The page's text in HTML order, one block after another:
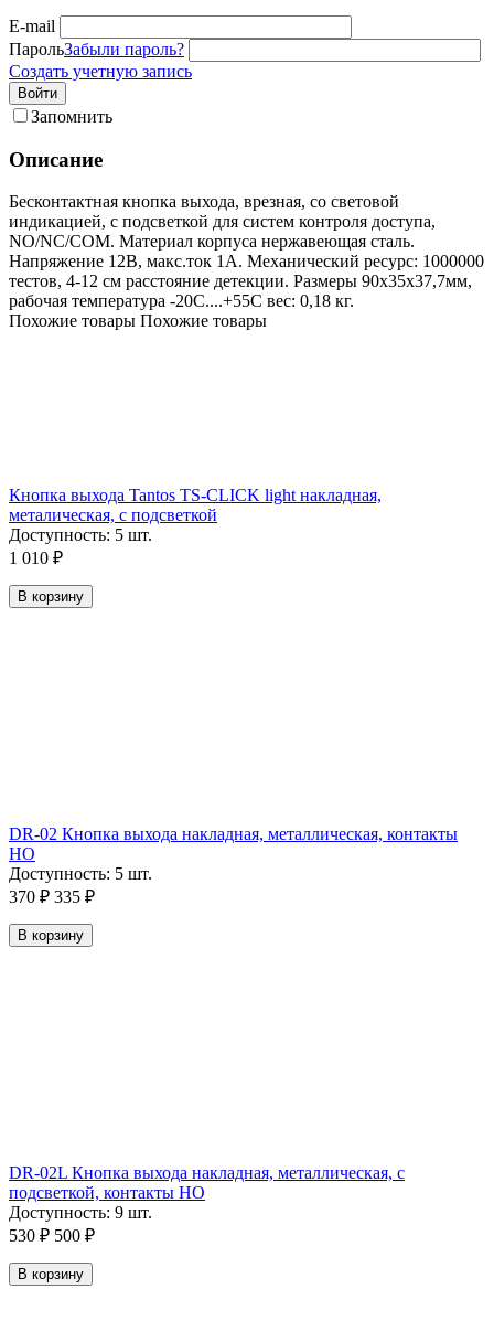
E-mail
ПарольЗабыли пароль?
Создать учетную запись
Войти
Запомнить
Описание
Бесконтактная кнопка выхода, врезная, со световой
индикацией, с подсветкой для систем контроля доступа,
NO/NC/COM. Материал корпуса нержавеющая сталь.
Напряжение 12В, макс.ток 1А. Механический ресурс: 1000000
тестов, 4-12 см расстояние детекции. Размеры 90х35х37,7мм,
рабочая температура -20С....+55С вес: 0,18 кг.
Похожие товары Похожие товары
Кнопка выхода Tantos TS-CLICK light накладная,
металическая, с подсветкой
Доступность: 5 шт.
1 010 ₽
В корзину
DR-02 Кнопка выхода накладная, металлическая, контакты
НО
Доступность: 5 шт.
370 ₽ 335 ₽
В корзину
DR-02L Кнопка выхода накладная, металлическая, с
подсветкой, контакты НО
Доступность: 9 шт.
530 ₽ 500 ₽
В корзину